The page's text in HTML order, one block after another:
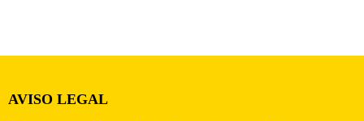
AVISO LEGAL